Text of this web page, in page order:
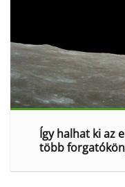
Így halhat ki az
több